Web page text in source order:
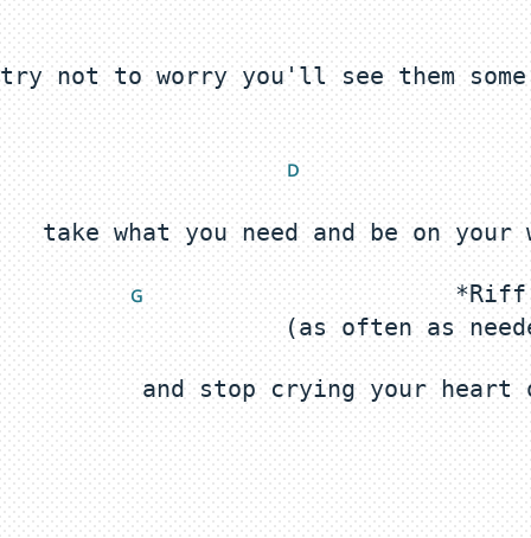
try not to worry you'll see them some
D
G *Riff